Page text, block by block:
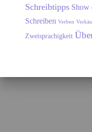
Schreibtipps Show
Schreiben Verben
Zweisprachigkeit